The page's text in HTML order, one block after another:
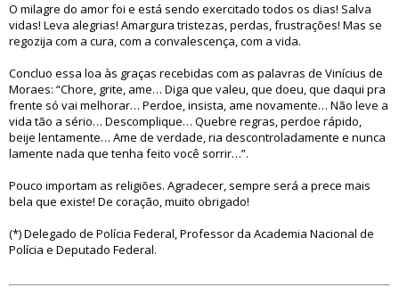
O milagre do amor foi e está sendo exercitado todos os dias! Salva
vidas! Leva alegrias! Amargura tristezas, perdas, frustrações! Mas se
regozija com a cura, com a convalescença, com a vida.
Concluo essa loa às graças recebidas com as palavras de Vinícius de
Moraes: “Chore, grite, ame… Diga que valeu, que doeu, que daqui pra
frente só vai melhorar… Perdoe, insista, ame novamente… Não leve a
vida tão a sério… Descomplique… Quebre regras, perdoe rápido,
beije lentamente… Ame de verdade, ria descontroladamente e nunca
lamente nada que tenha feito você sorrir…”.
Pouco importam as religiões. Agradecer, sempre será a prece mais
bela que existe! De coração, muito obrigado!
(*) Delegado de Polícia Federal, Professor da Academia Nacional de
Polícia e Deputado Federal.